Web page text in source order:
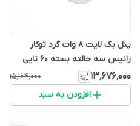
پنل بک لایت 8 وات گرد توکار
زانیس سه حالته بسته 60 تایی
۱۳٬۶۷۶٬۰۰۰ ۱۵٬۱۶۴٬۰۰۰
افزودن به سبد